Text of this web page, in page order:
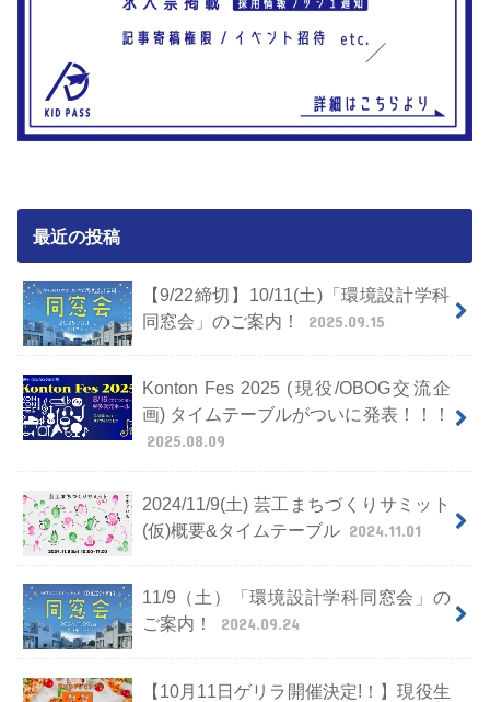
最近の投稿
【9/22締切】10/11(土)「環境設計学科
同窓会」のご案内！
2025.09.15
Konton Fes 2025 (現役/OBOG交流企
画) タイムテーブルがついに発表！！！
2025.08.09
2024/11/9(土) 芸工まちづくりサミット
(仮)概要&タイムテーブル 2024.11.01
11/9（土）「環境設計学科同窓会」の
ご案内！
2024.09.24
【10月11日ゲリラ開催決定!！】現役生